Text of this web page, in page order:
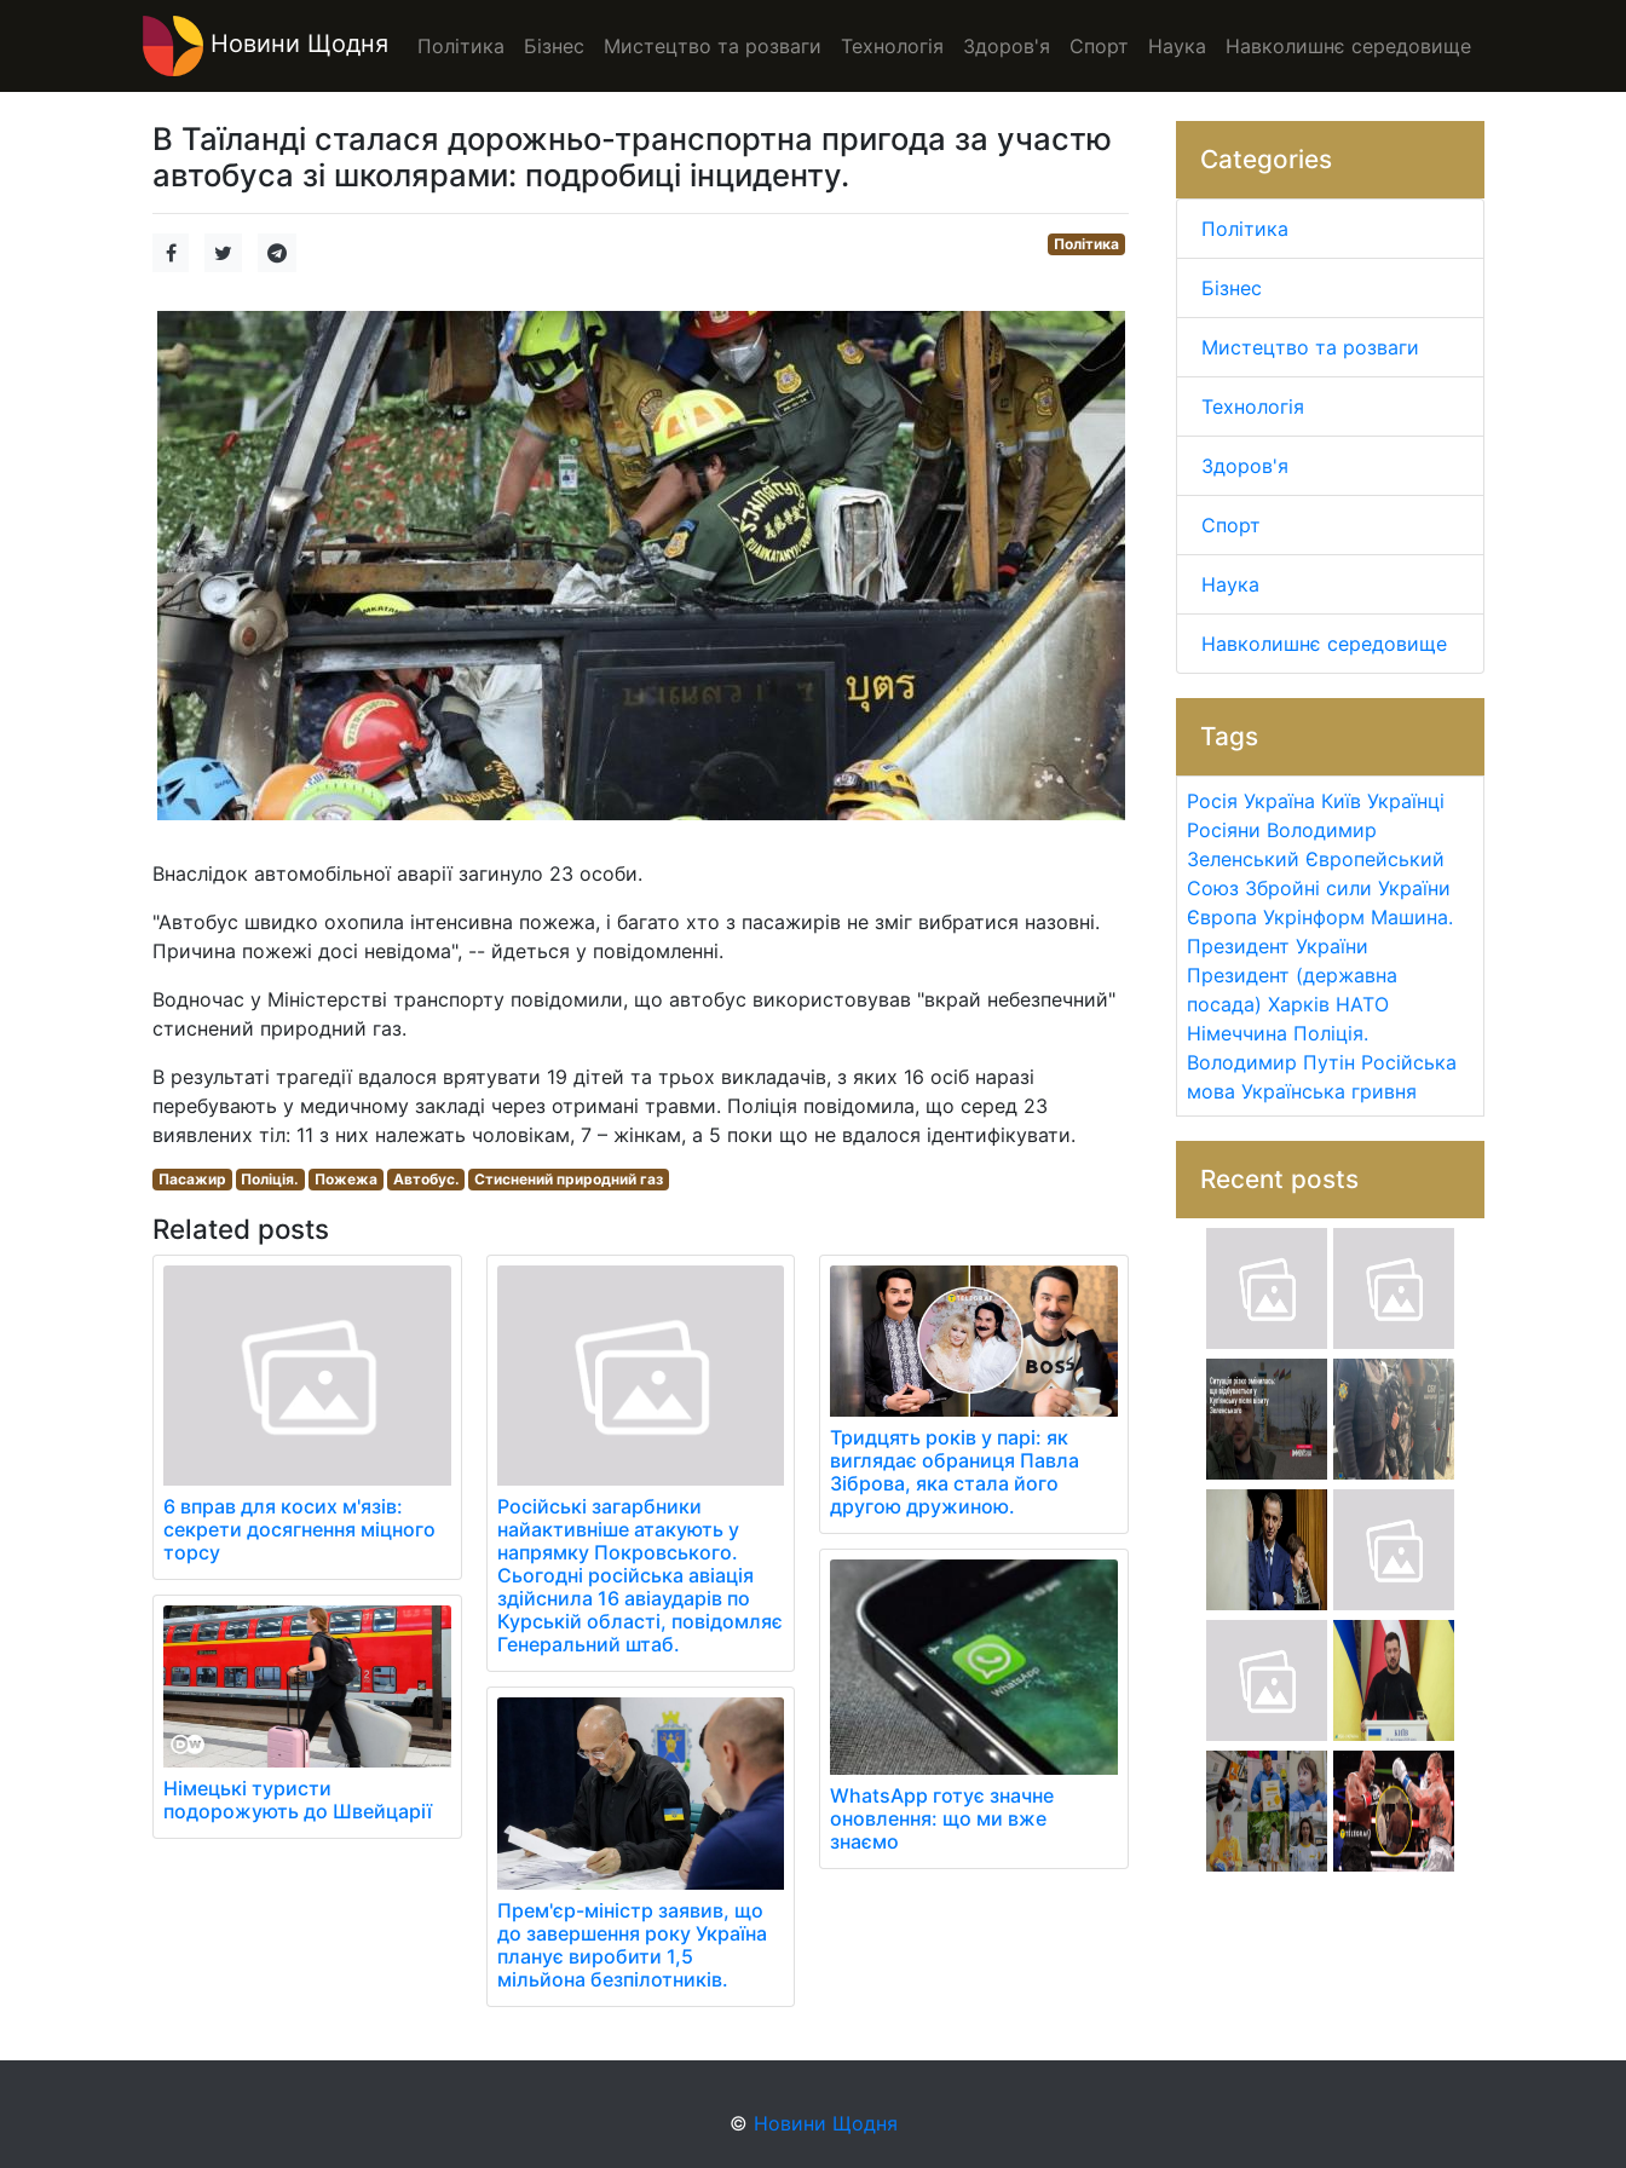
Новини Щодня Політика Бізнес Мистецтво та розваги Технологія Здоров'я Спорт Наука Навколишнє середовище
В Таїланді сталася дорожньо-транспортна пригода за участю
автобуса зі школярами: подробиці інциденту.
Політика
Внаслідок автомобільної аварії загинуло 23 особи.
"Автобус швидко охопила інтенсивна пожежа, і багато хто з пасажирів не зміг вибратися назовні.
Причина пожежі досі невідома", -- йдеться у повідомленні.
Водночас у Міністерстві транспорту повідомили, що автобус використовував "вкрай небезпечний"
стиснений природний газ.
В результаті трагедії вдалося врятувати 19 дітей та трьох викладачів, з яких 16 осіб наразі
перебувають у медичному закладі через отримані травми. Поліція повідомила, що серед 23
виявлених тіл: 11 з них належать чоловікам, 7 – жінкам, а 5 поки що не вдалося ідентифікувати.
Пасажир Поліція. Пожежа Автобус. Стиснений природний газ
Related posts
6 вправ для косих м'язів:
секрети досягнення міцного
торсу
Німецькі туристи
подорожують до Швейцарії
Російські загарбники
найактивніше атакують у
напрямку Покровського.
Сьогодні російська авіація
здійснила 16 авіаударів по
Курській області, повідомляє
Генеральний штаб.
Прем'єр-міністр заявив, що
до завершення року Україна
планує виробити 1,5
мільйона безпілотників.
Тридцять років у парі: як
виглядає обраниця Павла
Зіброва, яка стала його
другою дружиною.
WhatsApp готує значне
оновлення: що ми вже
знаємо
Categories
Політика
Бізнес
Мистецтво та розваги
Технологія
Здоров'я
Спорт
Наука
Навколишнє середовище
Tags
Росія Україна Київ Українці
Росіяни Володимир
Зеленський Європейський
Союз Збройні сили України
Європа Укрінформ Машина.
Президент України
Президент (державна
посада) Харків НАТО
Німеччина Поліція.
Володимир Путін Російська
мова Українська гривня
Recent posts
© Новини Щодня